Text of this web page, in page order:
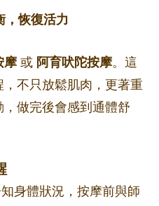
，恢復活力
摩或 阿育吠陀按摩。這
不只放鬆肌肉，更著重
做完後會感到通體舒
知身體狀況，按摩前與師